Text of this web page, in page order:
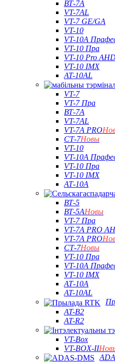
ВТ-7А
VT-7AL
VT-7 GE/GA
VT-10
VT-10A
VT-10 Пра
VT-10 Pro
VT-10 IMX
AT-10AL
VT-7
VT-7 Пра
ВТ-7А
VT-7AL
VT-7A PRO
СТ-7Новы
VT-10
VT-10A
VT-10 Пра
VT-10 IMX
АТ-10А
ВТ-5
ВТ-5АНовы
VT-7 Пра
VT-7A PRO
VT-7A PRO
СТ-7Новы
VT-10 Пра
VT-10A
VT-10 IMX
АТ-10А
AT-10AL
AT-B2
AT-R2
VT-Box
VT-BOX-II